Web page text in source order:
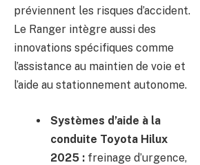
préviennent les risques d’accident.
Le Ranger intègre aussi des
innovations spécifiques comme
l’assistance au maintien de voie et
l’aide au stationnement autonome.
Systèmes d’aide à la
conduite Toyota Hilux
2025 : freinage d’urgence,